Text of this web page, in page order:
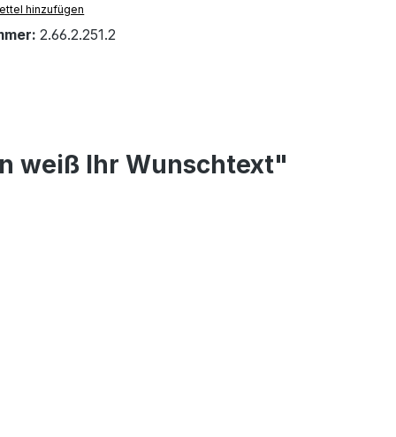
hinzufügen
2.66.2.251.2
weiß Ihr Wunschtext"